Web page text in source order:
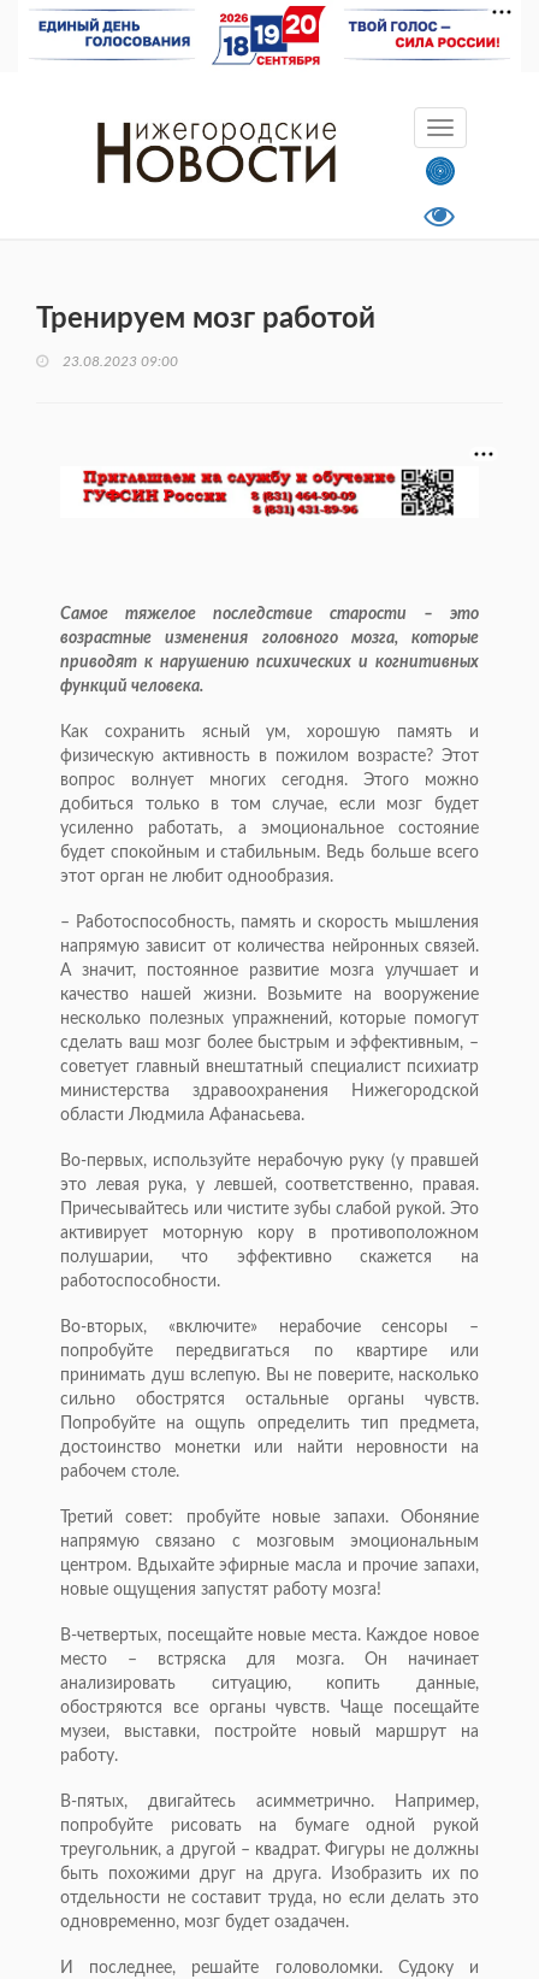
Тренируем мозг работой
23.08.2023 09:00
Самое тяжелое последствие старости – это
возрастные изменения головного мозга, которые
приводят к нарушению психических и когнитивных
функций человека.
Как сохранить ясный ум, хорошую память и
физическую активность в пожилом возрасте? Этот
вопрос волнует многих сегодня. Этого можно
добиться только в том случае, если мозг будет
усиленно работать, а эмоциональное состояние
будет спокойным и стабильным. Ведь больше всего
этот орган не любит однообразия.
– Работоспособность, память и скорость мышления
напрямую зависит от количества нейронных связей.
А значит, постоянное развитие мозга улучшает и
качество нашей жизни. Возьмите на вооружение
несколько полезных упражнений, которые помогут
сделать ваш мозг более быстрым и эффективным, –
советует главный внештатный специалист психиатр
министерства здравоохранения Нижегородской
области Людмила Афанасьева.
Во-первых, используйте нерабочую руку (у правшей
это левая рука, у левшей, соответственно, правая.
Причесывайтесь или чистите зубы слабой рукой. Это
активирует моторную кору в противоположном
полушарии, что эффективно скажется на
работоспособности.
Во-вторых, «включите» нерабочие сенсоры –
попробуйте передвигаться по квартире или
принимать душ вслепую. Вы не поверите, насколько
сильно обострятся остальные органы чувств.
Попробуйте на ощупь определить тип предмета,
достоинство монетки или найти неровности на
рабочем столе.
Третий совет: пробуйте новые запахи. Обоняние
напрямую связано с мозговым эмоциональным
центром. Вдыхайте эфирные масла и прочие запахи,
новые ощущения запустят работу мозга!
В-четвертых, посещайте новые места. Каждое новое
место – встряска для мозга. Он начинает
анализировать ситуацию, копить данные,
обостряются все органы чувств. Чаще посещайте
музеи, выставки, постройте новый маршрут на
работу.
В-пятых, двигайтесь асимметрично. Например,
попробуйте рисовать на бумаге одной рукой
треугольник, а другой – квадрат. Фигуры не должны
быть похожими друг на друга. Изобразить их по
отдельности не составит труда, но если делать это
одновременно, мозг будет озадачен.
И последнее, решайте головоломки. Судоку и